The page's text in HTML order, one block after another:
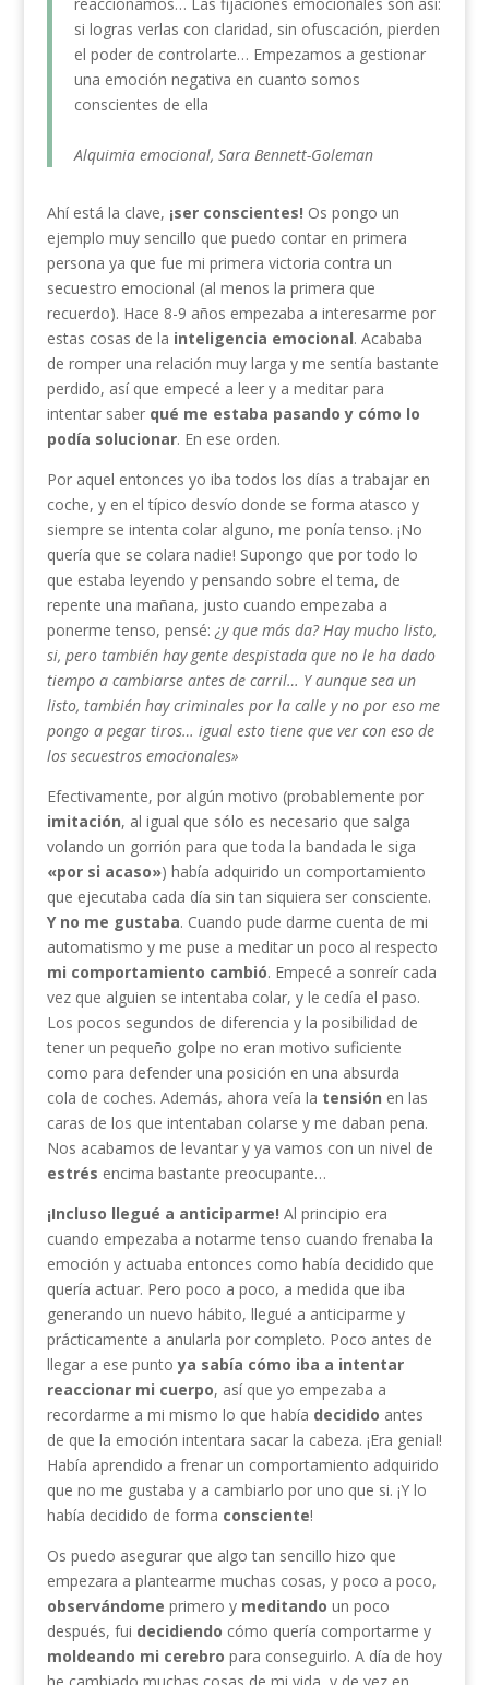
si logras verlas con claridad, sin ofuscación, pierden
el poder de controlarte… Empezamos a gestionar
una emoción negativa en cuanto somos
conscientes de ella
Alquimia emocional, Sara Bennett-Goleman
Ahí está la clave, ¡ser conscientes! Os pongo un
ejemplo muy sencillo que puedo contar en primera
persona ya que fue mi primera victoria contra un
secuestro emocional (al menos la primera que
recuerdo). Hace 8-9 años empezaba a interesarme por
estas cosas de la inteligencia emocional. Acababa
de romper una relación muy larga y me sentía bastante
perdido, así que empecé a leer y a meditar para
intentar saber qué me estaba pasando y cómo lo
podía solucionar. En ese orden.
Por aquel entonces yo iba todos los días a trabajar en
coche, y en el típico desvío donde se forma atasco y
siempre se intenta colar alguno, me ponía tenso. ¡No
quería que se colara nadie! Supongo que por todo lo
que estaba leyendo y pensando sobre el tema, de
repente una mañana, justo cuando empezaba a
ponerme tenso, pensé: ¿y que más da? Hay mucho listo,
si, pero también hay gente despistada que no le ha dado
tiempo a cambiarse antes de carril… Y aunque sea un
listo, también hay criminales por la calle y no por eso me
pongo a pegar tiros… igual esto tiene que ver con eso de
los secuestros emocionales»
Efectivamente, por algún motivo (probablemente por
imitación, al igual que sólo es necesario que salga
volando un gorrión para que toda la bandada le siga
«por si acaso») había adquirido un comportamiento
que ejecutaba cada día sin tan siquiera ser consciente.
Y no me gustaba. Cuando pude darme cuenta de mi
automatismo y me puse a meditar un poco al respecto
mi comportamiento cambió. Empecé a sonreír cada
vez que alguien se intentaba colar, y le cedía el paso.
Los pocos segundos de diferencia y la posibilidad de
tener un pequeño golpe no eran motivo suficiente
como para defender una posición en una absurda
cola de coches. Además, ahora veía la tensión en las
caras de los que intentaban colarse y me daban pena.
Nos acabamos de levantar y ya vamos con un nivel de
estrés encima bastante preocupante…
¡Incluso llegué a anticiparme! Al principio era
cuando empezaba a notarme tenso cuando frenaba la
emoción y actuaba entonces como había decidido que
quería actuar. Pero poco a poco, a medida que iba
generando un nuevo hábito, llegué a anticiparme y
prácticamente a anularla por completo. Poco antes de
llegar a ese puntoya sabía cómo iba a intentar
reaccionar mi cuerpo, así que yo empezaba a
recordarme a mi mismo lo que había decidido antes
de que la emoción intentara sacar la cabeza. ¡Era genial!
Había aprendido a frenar un comportamiento adquirido
que no me gustaba y a cambiarlo por uno que si. ¡Y lo
había decidido de forma consciente!
Os puedo asegurar que algo tan sencillo hizo que
empezara a plantearme muchas cosas, y poco a poco,
observándome primero y meditando un poco
después, fui decidiendo cómo quería comportarme y
moldeando mi cerebro para conseguirlo. A día de hoy
he cambiado muchas cosas de mi vida, y de vez en